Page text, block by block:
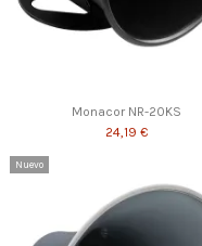
Monacor NR-20KS
24,19 €
Nuevo